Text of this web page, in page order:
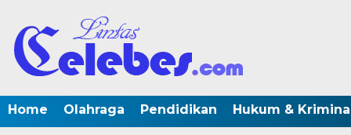
Home Olahraga Pendidikan Hukum &